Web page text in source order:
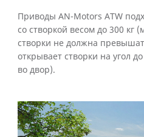
Приводы AN-Motors ATW
со створкой весом до 300 кг
створки не должна
открывает створки на угол
во двор).